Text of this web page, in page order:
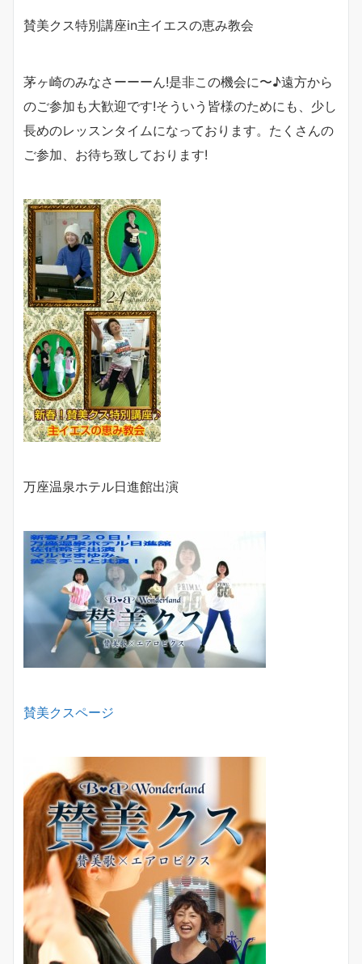
賛美クス特別講座in主イエスの恵み教会
茅ヶ崎のみなさーーーん!是非この機会に〜♪遠方から
のご参加も大歓迎です!そういう皆様のためにも、少し
長めのレッスンタイムになっております。たくさんの
ご参加、お待ち致しております!
万座温泉ホテル日進館出演
賛美クスページ